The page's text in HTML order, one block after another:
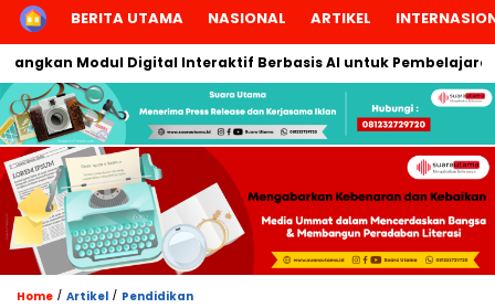
HOMEBERITA UTAMA NASIONAL ARTIKEL
Modul Digital Interaktif Berbasis AI untuk Pembelajaran
Home / Artikel / Pendidikan